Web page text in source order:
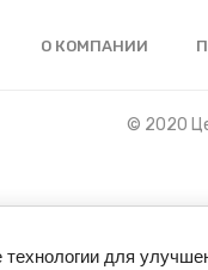
О КОМПАНИИ
© 2020
для